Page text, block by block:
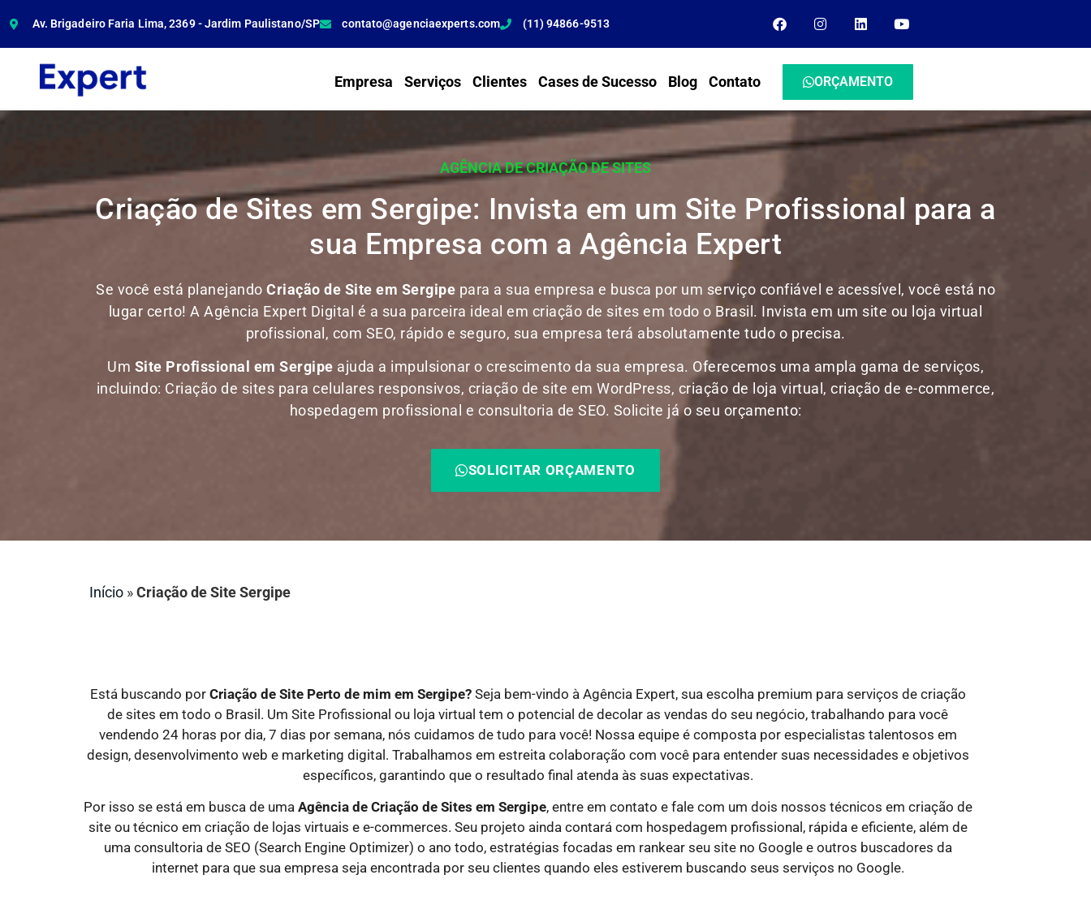
Av. Brigadeiro Faria Lima, 2369 - Jardim Paulistano/SP contato@agenciaexperts.com (11) 94866-9513
Empresa Serviços Clientes Cases de Sucesso Blog Contato ORÇAMENTO
AGÊNCIA DE CRIAÇÃO DE SITES
Criação de Sites em Sergipe: Invista em um Site Profissional para a
sua Empresa com a Agência Expert
Se você está planejando Criação de Site em Sergipe para a sua empresa e busca por um serviço confiável e acessível, você está no
lugar certo! A Agência Expert Digital é a sua parceira ideal em criação de sites em todo o Brasil. Invista em um site ou loja virtual
profissional, com SEO, rápido e seguro, sua empresa terá absolutamente tudo o precisa.
Um Site Profissional em Sergipe ajuda a impulsionar o crescimento da sua empresa. Oferecemos uma ampla gama de serviços,
incluindo: Criação de sites para celulares responsivos, criação de site em WordPress, criação de loja virtual, criação de e-commerce,
hospedagem profissional e consultoria de SEO. Solicite já o seu orçamento:
SOLICITAR ORÇAMENTO
Início »Criação de Site Sergipe
Está buscando por Criação de Site Perto de mim em Sergipe?Seja bem-vindo à Agência Expert, sua escolha premium para serviços de criação
de sites em todo o Brasil. Um Site Profissional ou loja virtual tem o potencial de decolar as vendas do seu negócio, trabalhando para você
vendendo 24 horas por dia, 7 dias por semana, nós cuidamos de tudo para você! Nossa equipe é composta por especialistas talentosos em
design, desenvolvimento web e marketing digital. Trabalhamos em estreita colaboração com você para entender suas necessidades e objetivos
específicos, garantindo que o resultado final atenda às suas expectativas.
Por isso se está em busca de uma Agência de Criação de Sites em Sergipe, entre em contato e fale com um dois nossos técnicos em criação de
site ou técnico em criação de lojas virtuais e e-commerces. Seu projeto ainda contará com hospedagem profissional, rápida e eficiente, além de
uma consultoria de SEO (Search Engine Optimizer) o ano todo, estratégias focadas em rankear seu site no Google e outros buscadores da
internet para que sua empresa seja encontrada por seu clientes quando eles estiverem buscando seus serviços no Google.